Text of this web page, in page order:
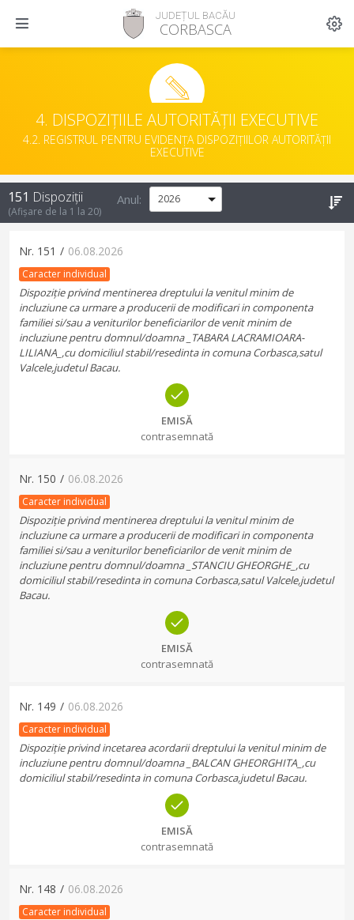
JUDEȚUL BACĂU
CORBASCA
4. DISPOZIȚIILE AUTORITĂȚII EXECUTIVE
4.2. REGISTRUL PENTRU EVIDENȚA DISPOZIȚIILOR AUTORITĂȚII
EXECUTIVE
151 Dispoziții
(Afișare de la 1 la 20)
Anul:
Nr. 151 / 06.08.2026
Caracter individual
Dispoziție privind mentinerea dreptului la venitul minim de
incluziune ca urmare a producerii de modificari in componenta
familiei si/sau a veniturilor beneficiarilor de venit minim de
incluziune pentru domnul/doamna _TABARA LACRAMIOARA-
LILIANA_,cu domiciliul stabil/resedinta in comuna Corbasca,satul
Valcele,judetul Bacau.
EMISĂ
contrasemnată
Nr. 150 / 06.08.2026
Caracter individual
Dispoziție privind mentinerea dreptului la venitul minim de
incluziune ca urmare a producerii de modificari in componenta
familiei si/sau a veniturilor beneficiarilor de venit minim de
incluziune pentru domnul/doamna _STANCIU GHEORGHE_,cu
domiciliul stabil/resedinta in comuna Corbasca,satul Valcele,judetul
Bacau.
EMISĂ
contrasemnată
Nr. 149 / 06.08.2026
Caracter individual
Dispoziție privind incetarea acordarii dreptului la venitul minim de
incluziune pentru domnul/doamna _BALCAN GHEORGHITA_,cu
domiciliul stabil/resedinta in comuna Corbasca,judetul Bacau.
EMISĂ
contrasemnată
Nr. 148 / 06.08.2026
Caracter individual